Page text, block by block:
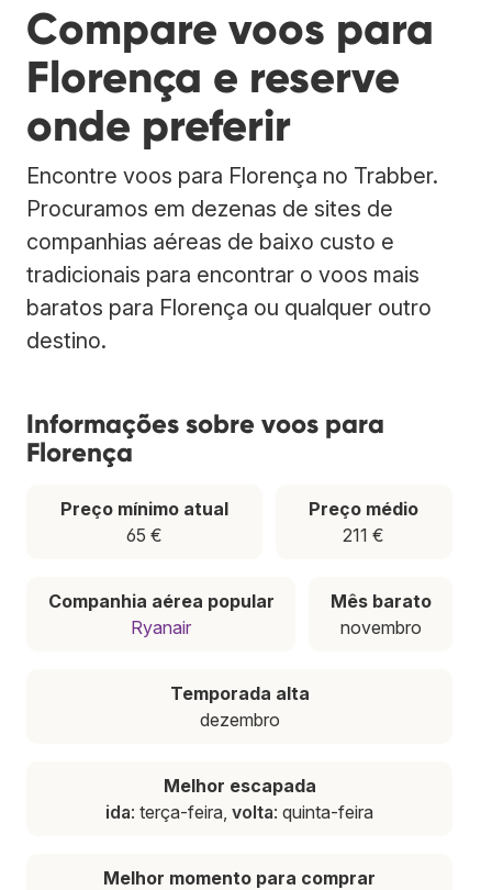
Compare voos para
Florença e reserve
onde preferir
Encontre voos para Florença no Trabber.
Procuramos em dezenas de sites de
companhias aéreas de baixo custo e
tradicionais para encontrar o voos mais
baratos para Florença ou qualquer outro
destino.
Informações sobre voos para
Florença
Preço mínimo atual
65 €
Preço médio
211 €
Companhia aérea popular
Ryanair
Mês barato
novembro
Temporada alta
dezembro
Melhor escapada
ida: terça-feira, volta: quinta-feira
Melhor momento para comprar